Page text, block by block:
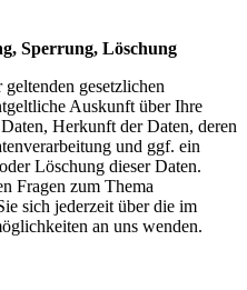
Sperrung, Löschung
gesetzlichen
Auskunft über Ihre
Herkunft der Daten, deren
und ggf. ein
Löschung dieser Daten.
Fragen zum Thema
sich jederzeit über die im
an uns wenden.